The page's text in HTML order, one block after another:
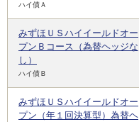
ハイ債Ａ
みずほＵＳハイイールドオー
プンＢコース（為替ヘッジな
し）
ハイ債Ｂ
みずほＵＳハイイールドオー
プン（年１回決算型）為替ヘ